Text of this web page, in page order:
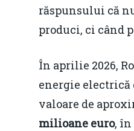
răspunsului că
produci, ci când
În aprilie 2026,
energie
valoare de
milioane euro, în